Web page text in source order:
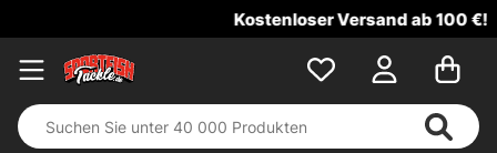
Kostenloser Versand ab 100 €!